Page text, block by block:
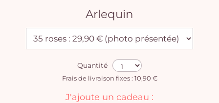
Arlequin
Quantité
Frais de livraison fixes : 10,90 €
J'ajoute un cadeau :